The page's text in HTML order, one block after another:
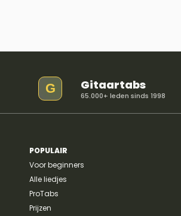
G Gitaartabs
65.000+ leden sinds 1998
POPULAIR
Voor beginners
Alle liedjes
ProTabs
Prijzen